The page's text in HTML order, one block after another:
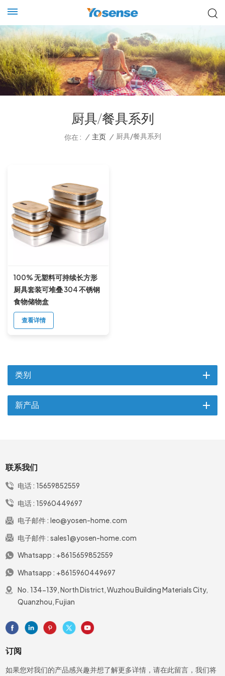
厨具/餐具系列
你在 : / 主页 / 厨具/餐具系列
100% 无塑料可持续长方形
厨具套装可堆叠 304 不锈钢
食物储物盒
查看详情
类别
新产品
联系我们
电话 : 15659852559
电话 : 15960449697
电子邮件 : leo@yosen-home.com
电子邮件 : sales1@yosen-home.com
Whatsapp : +8615659852559
Whatsapp : +8615960449697
No. 134-139, North District, Wuzhou Building Materials City,
Quanzhou, Fujian
订阅
如果您对我们的产品感兴趣并想了解更多详情，请在此留言，我们将